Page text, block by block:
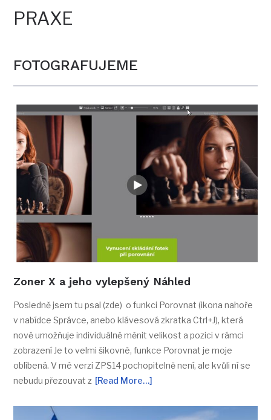
PRAXE
FOTOGRAFUJEME
Zoner X a jeho vylepšený Náhled
Posledně jsem tu psal (zde) o funkci Porovnat (ikona nahoře
v nabídce Správce, anebo klávesová zkratka Ctrl+J), která
nově umožňuje individuálně měnit velikost a pozici v rámci
zobrazení Je to velmi šikovné, funkce Porovnat je moje
oblíbená. V mé verzi ZPS14 pochopitelně není, ale kvůli ní se
nebudu přezouvat z [Read More…]